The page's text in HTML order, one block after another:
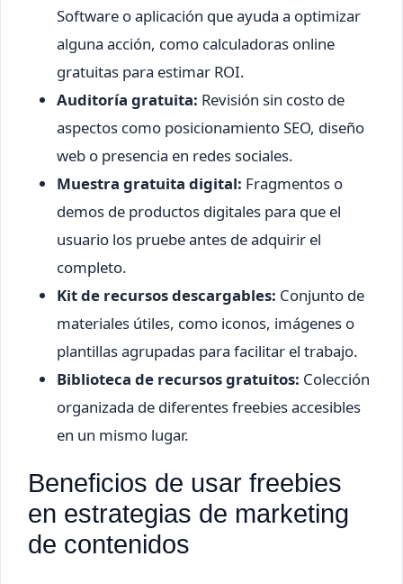
Software o aplicación que ayuda a optimizar
alguna acción, como calculadoras online
gratuitas para estimar ROI.
Auditoría gratuita: Revisión sin costo de
aspectos como posicionamiento SEO, diseño
web o presencia en redes sociales.
Muestra gratuita digital: Fragmentos o
demos de productos digitales para que el
usuario los pruebe antes de adquirir el
completo.
Kit de recursos descargables: Conjunto de
materiales útiles, como iconos, imágenes o
plantillas agrupadas para facilitar el trabajo.
Biblioteca de recursos gratuitos: Colección
organizada de diferentes freebies accesibles
en un mismo lugar.
Beneficios de usar freebies
en estrategias de marketing
de contenidos